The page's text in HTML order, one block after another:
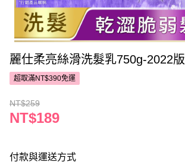
麗仕柔亮絲滑洗髮乳750g-2022版
超取滿NT$390免運
NT$259
NT$189
付款與運送方式